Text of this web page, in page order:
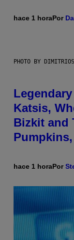
hace 1 horaPor
PHOTO BY
Katsis,
Bizkit and
hace 1 horaPor